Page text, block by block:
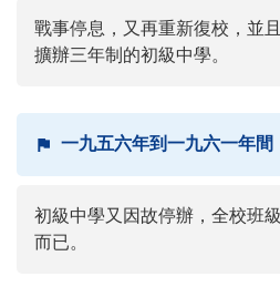
戰事停息，又再重新復校，並
擴辦三年制的初級中學。
一九五六年到一九六一年間
初級中學又因故停辦，全校班
而已。